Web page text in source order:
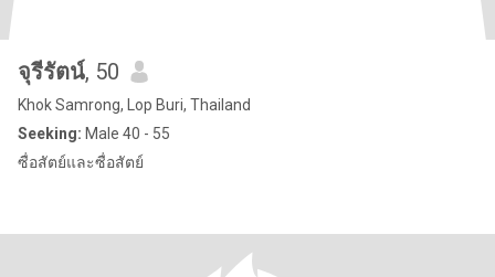
จุรีรัตน์, 50
Khok Samrong, Lop Buri, Thailand
Seeking: Male 40 - 55
ซื่อสัตย์และซื่อสัตย์